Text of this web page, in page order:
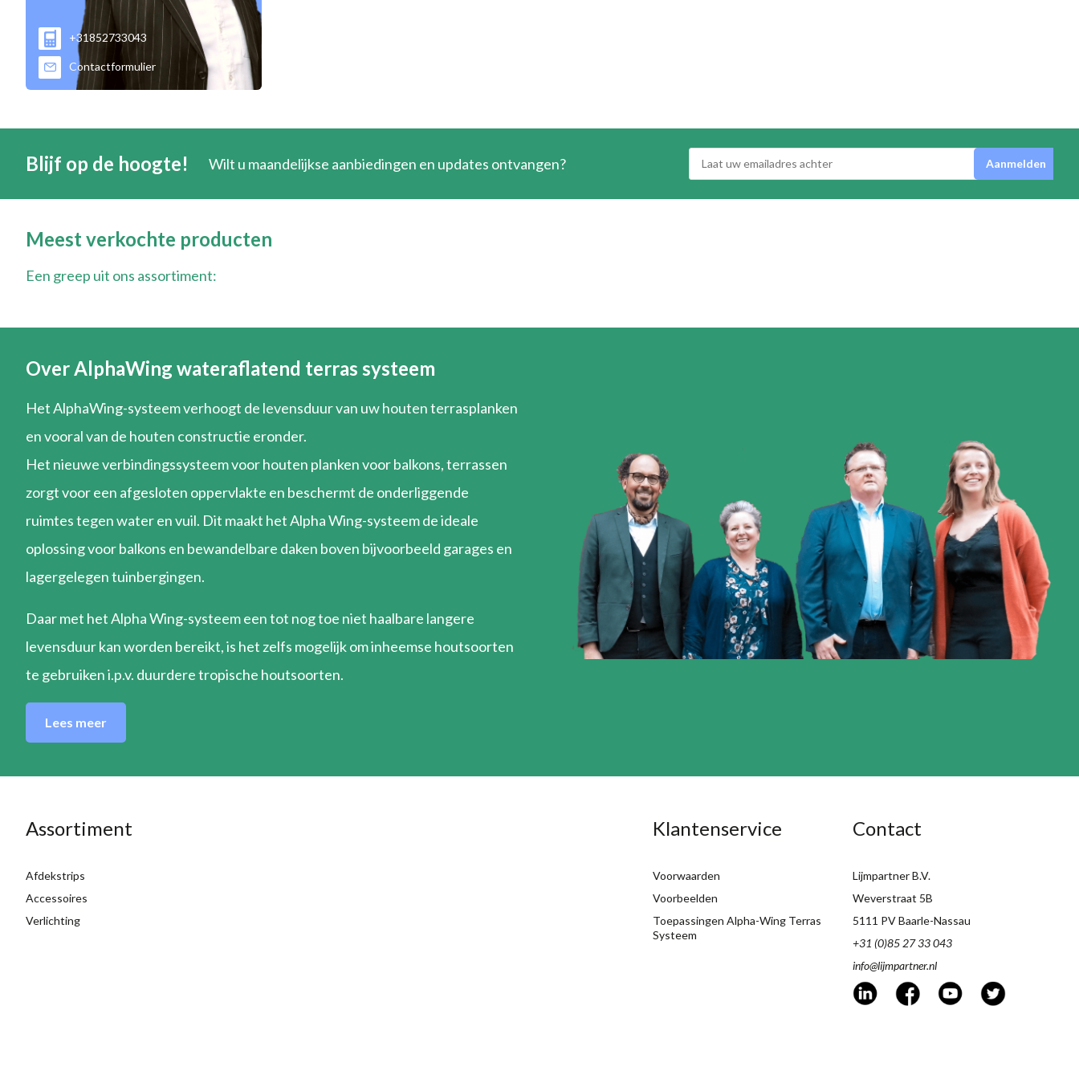
+31852733043
Contactformulier
Blijf op de hoogte! Wilt u maandelijkse aanbiedingen en updates ontvangen?
Meest verkochte producten
Een greep uit ons assortiment:
Over AlphaWing wateraflatend terras systeem
Het AlphaWing-systeem verhoogt de levensduur van uw houten terrasplanken
en vooral van de houten constructie eronder.
Het nieuwe verbindingssysteem voor houten planken voor balkons, terrassen
zorgt voor een afgesloten oppervlakte en beschermt de onderliggende
ruimtes tegen water en vuil. Dit maakt het Alpha Wing-systeem de ideale
oplossing voor balkons en bewandelbare daken boven bijvoorbeeld garages en
lagergelegen tuinbergingen.
Daar met het Alpha Wing-systeem een tot nog toe niet haalbare langere
levensduur kan worden bereikt, is het zelfs mogelijk om inheemse houtsoorten
te gebruiken i.p.v. duurdere tropische houtsoorten.
Lees meer
Assortiment
Afdekstrips
Accessoires
Verlichting
Klantenservice
Voorwaarden
Voorbeelden
Toepassingen Alpha-Wing Terras
Systeem
Contact
Lijmpartner B.V.
Weverstraat 5B
5111 PV Baarle-Nassau
+31 (0)85 27 33 043
info@lijmpartner.nl